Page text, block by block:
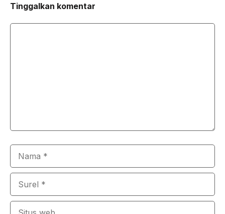
Tinggalkan komentar